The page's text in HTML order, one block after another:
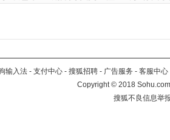
输入法 - 支付中心 - 搜狐招聘 - 广告服务 - 客服中心
Copyright©2018
搜狐不良信息举